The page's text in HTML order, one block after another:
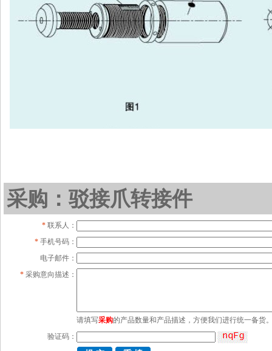
采购：驳接爪转接件
* 联系人：
* 手机号码：
电子邮件：
* 采购意向描述：
请填写采购的产品数量和产品描述，方便我们进行统一备货
验证码：